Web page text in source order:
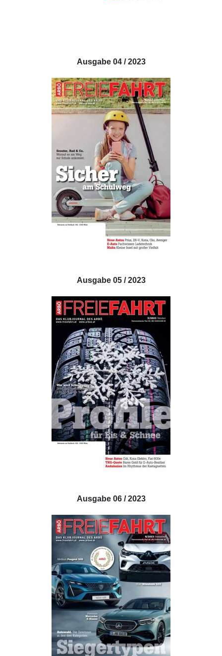
Ausgabe 04 / 2023
Ausgabe 05 / 2023
Ausgabe 06 / 2023